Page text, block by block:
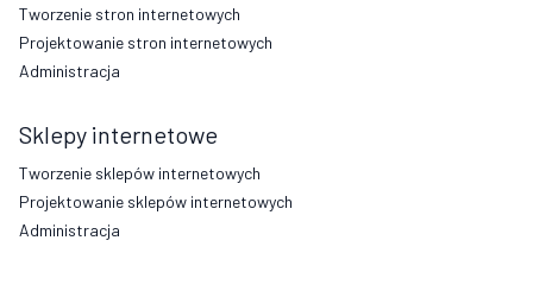
Tworzenie stron internetowych
Projektowanie stron internetowych
Administracja
Sklepy internetowe
Tworzenie sklepów internetowych
Projektowanie sklepów internetowych
Administracja